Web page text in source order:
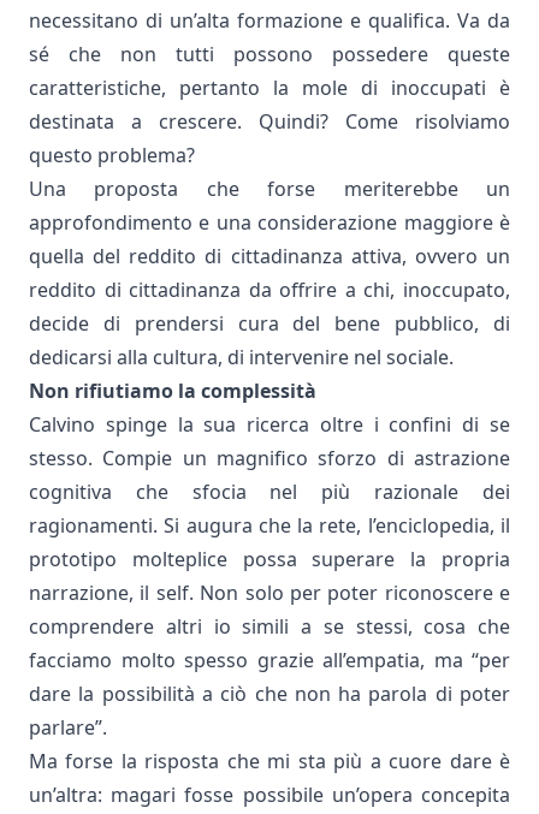
necessitano di un’alta formazione e qualifica. Va da
sé che non tutti possono possedere queste
caratteristiche, pertanto la mole di inoccupati è
destinata a crescere. Quindi? Come risolviamo
questo problema?
Una proposta che forse meriterebbe un
approfondimento e una considerazione maggiore è
quella del reddito di cittadinanza attiva, ovvero un
reddito di cittadinanza da offrire a chi, inoccupato,
decide di prendersi cura del bene pubblico, di
dedicarsi alla cultura, di intervenire nel sociale.
Non rifiutiamo la complessità
Calvino spinge la sua ricerca oltre i confini di se
stesso. Compie un magnifico sforzo di astrazione
cognitiva che sfocia nel più razionale dei
ragionamenti. Si augura che la rete, l’enciclopedia, il
prototipo molteplice possa superare la propria
narrazione, il self. Non solo per poter riconoscere e
comprendere altri io simili a se stessi, cosa che
facciamo molto spesso grazie all’empatia, ma “per
dare la possibilità a ciò che non ha parola di poter
parlare”.
Ma forse la risposta che mi sta più a cuore dare è
un’altra: magari fosse possibile un’opera concepita